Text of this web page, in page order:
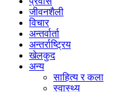
जीवनशैली
विचार
अन्तर्वार्ता
अन्तर्राष्ट्रिय
खेलकुद
अन्य
साहित्य र कला
स्वास्थ्य